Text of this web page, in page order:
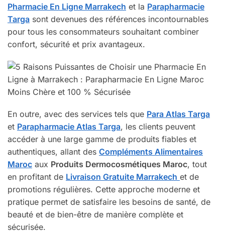
Pharmacie En Ligne Marrakech et la Parapharmacie
Targa sont devenues des références incontournables
pour tous les consommateurs souhaitant combiner
confort, sécurité et prix avantageux.
En outre, avec des services tels que Para Atlas Targa
et Parapharmacie Atlas Targa, les clients peuvent
accéder à une large gamme de produits fiables et
authentiques, allant des Compléments Alimentaires
Maroc aux Produits Dermocosmétiques Maroc, tout
en profitant de Livraison Gratuite Marrakech et de
promotions régulières. Cette approche moderne et
pratique permet de satisfaire les besoins de santé, de
beauté et de bien-être de manière complète et
sécurisée.